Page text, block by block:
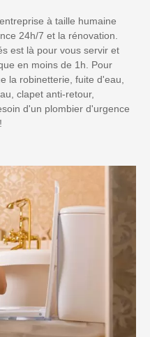
à taille humaine
24h/7 et la rénovation.
est là pour vous servir et
en moins de 1h. Pour
la robinetterie, fuite d'eau,
clapet anti-retour,
d'un plombier d'urgence